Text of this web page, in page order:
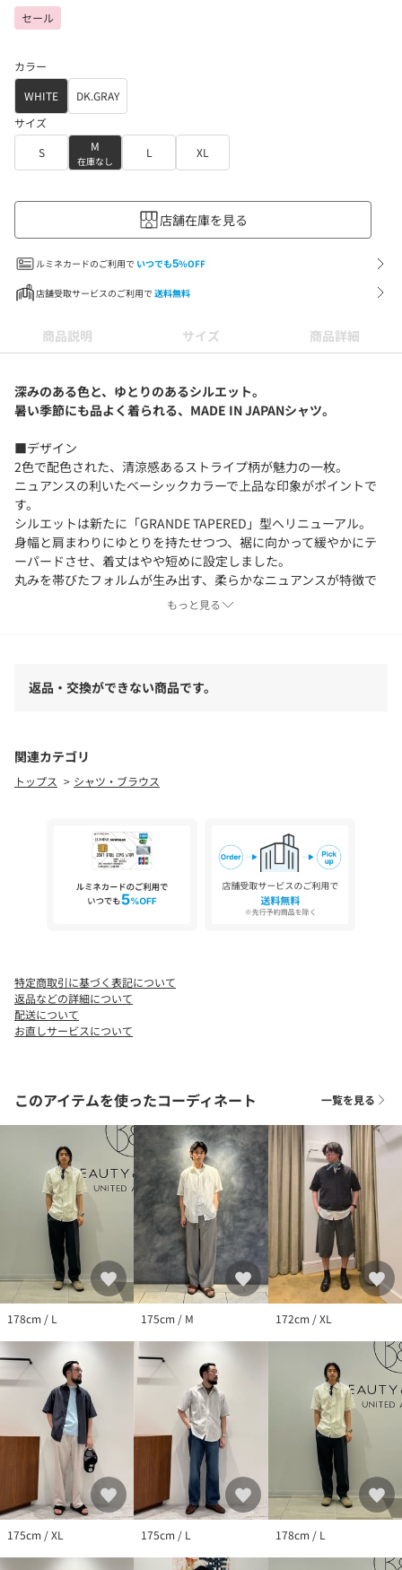
セール
カラー
WHITE
DK.GRAY
サイズ
S
M
在庫なし
L XL
店舗在庫を見る
ルミネカードのご利用で いつでも5%OFF
店舗受取サービスのご利用で 送料無料
商品説明 サイズ 商品詳細
深みのある色と、ゆとりのあるシルエット。
暑い季節にも品よく着られる、MADE IN JAPANシャツ。
■デザイン
2色で配色された、清涼感あるストライプ柄が魅力の一枚。
ニュアンスの利いたベーシックカラーで上品な印象がポイントで
す。
シルエットは新たに「GRANDE TAPERED」型へリニューアル。
身幅と肩まわりにゆとりを持たせつつ、裾に向かって緩やかにテ
ーパードさせ、着丈はやや短めに設定しました。
丸みを帯びたフォルムが生み出す、柔らかなニュアンスが特徴で
バランスの良いシルエットで、抜け感とスタイリッシュさを兼ね
■素材
世界のハイブランドも採用する、日本随一の毛織物産地である
「尾州」で織られた上質なウール素材を使用。
細部にまでこだわった、＜MADE IN JAPAN＞のクオリティをお楽
しみください。
■コーディネート
チノパンやデニムなど、天然素材のボトムスとの組み合わせで、
象を演出します。
============================
裏地：なし
ケア方法：手洗い可
============================
【注意事項】
※商品に「取り扱い上の注意書き」、「洗濯表示」がございます
場合は、使用前に必ずご確認ください。
※商品画像は、光の当たり具合やパソコンなどの閲覧環境によ
り、実際の色味と異なって見える場合がございます。あらかじめ
ご了承ください。
※商品の色味の目安は、商品単体の画像をご参照ください。
店舗へお問い合わせの際は、全国のBEAUTY&YOUTH各店舗まで下
品名：SC BSU TW ST REG-G TP SS
品番：12162000002
もっと見る
返品・交換ができない商品です。
関連カテゴリ
トップス シャツ・ブラウス
特定商取引に基づく表記について
返品などの詳細について
配送について
お直しサービスについて
このアイテムを使ったコーディネート 一覧を見る
178cm / L 175cm / M 172cm / XL
175cm / XL 175cm / L 178cm / L